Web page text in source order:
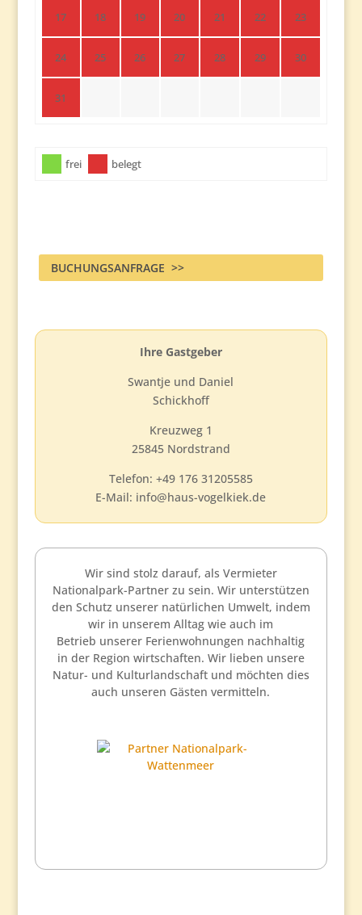
17 18 19 20 21 22 23
24 25 26 27 28 29 30
31
frei belegt
BUCHUNGSANFRAGE >>
Ihre Gastgeber
Swantje und Daniel
Schickhoff
Kreuzweg 1
25845 Nordstrand
Telefon: +49 176 31205585
E-Mail: info@haus-vogelkiek.de
Wir sind stolz darauf, als Vermieter
Nationalpark-Partner zu sein. Wir unterstützen
den Schutz unserer natürlichen Umwelt, indem
wir in unserem Alltag wie auch im
Betrieb unserer Ferienwohnungen nachhaltig
in der Region wirtschaften. Wir lieben unsere
Natur- und Kulturlandschaft und möchten dies
auch unseren Gästen vermitteln.